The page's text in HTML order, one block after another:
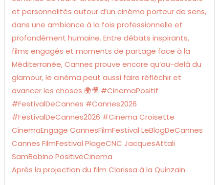
Après la projection du film Clarissa à la Quinzain